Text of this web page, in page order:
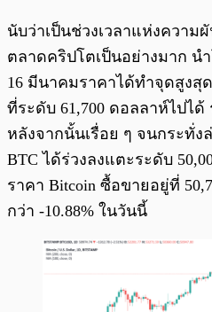
พร้อมเล่น
นับว่าเป็นช่วงเวลาแห่งควา
ตลาดคริปโตเป็นอย่างมาก น
16 มีนาคมราคาได้ทำจุดสูงสุ
ที่ระดับ 61,700 ดอลลาห์ไปได้
หลังจากนั้นเรื่อย ๆ จนกระทั่
BTC ได้ร่วงลงแตะระดับ
ราคา Bitcoin ซื้อขายอยู่ที่
กว่า -10.88% ในวันนี้